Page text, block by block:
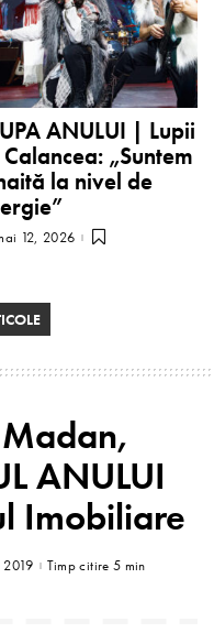
ANULUI | Lupii
„Suntem
la nivel de
12, 2026
ANULUI
Imobiliare
Timp citire 5 min